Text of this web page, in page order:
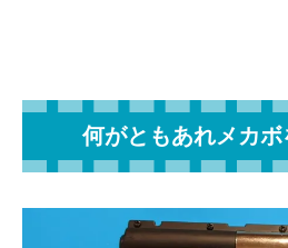
何がともあれメカ